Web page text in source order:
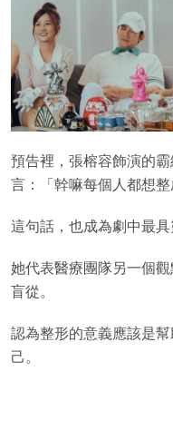
預告裡，張榕容飾演的
言：「幹嘛每個人都想整
這句話，也成為劇中最具
她代表醫療團隊另一個
盲從。
認為整形的意義應該是
己。